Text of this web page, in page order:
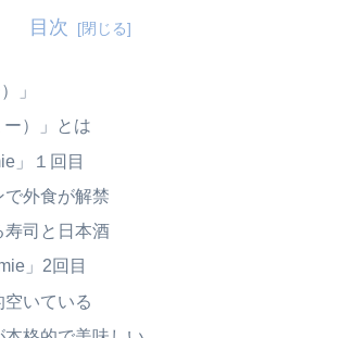
目次
」
ー）」とは
」１回目
外食が解禁
寿司と日本酒
」2回目
いている